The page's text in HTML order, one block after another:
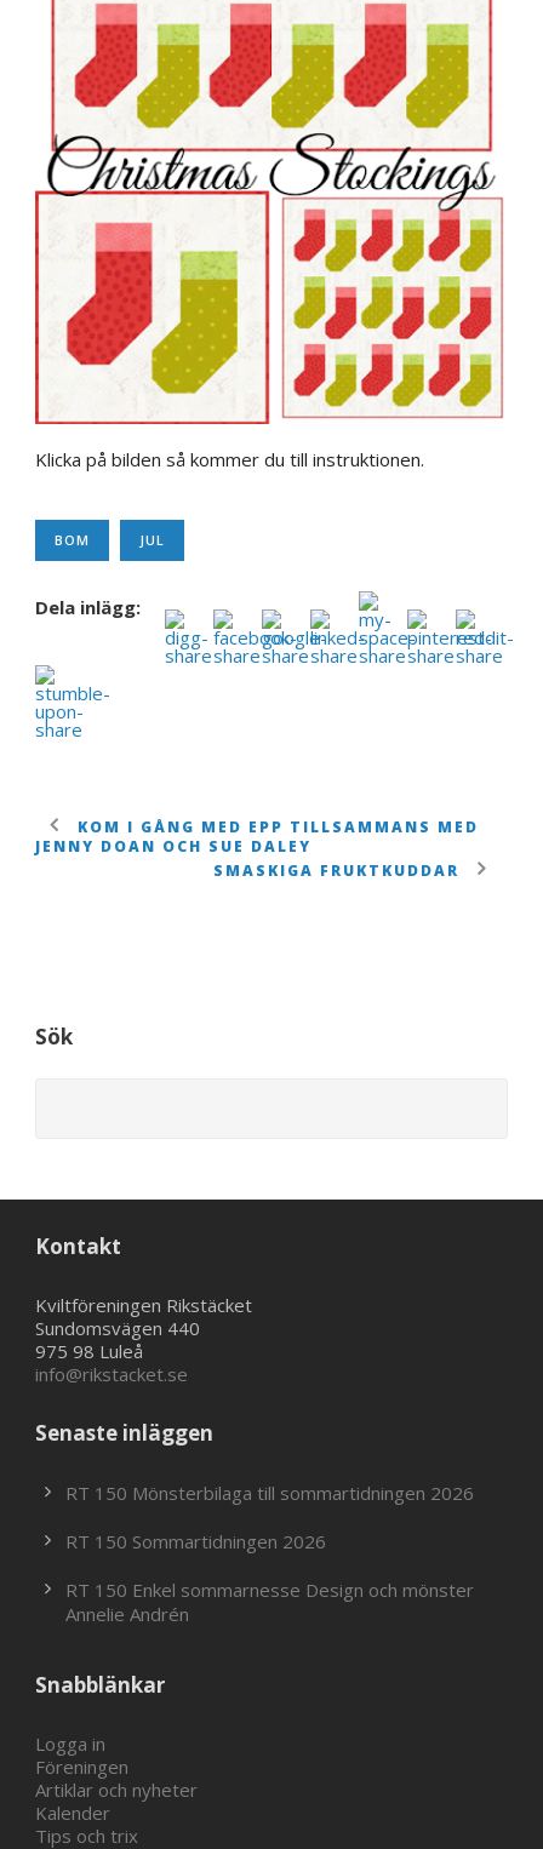
Klicka på bilden så kommer du till instruktionen.
BOM JUL
Dela inlägg:
KOM I GÅNG MED EPP TILLSAMMANS MED
JENNY DOAN OCH SUE DALEY
SMASKIGA FRUKTKUDDAR
Sök
Kontakt
Kviltföreningen Rikstäcket
Sundomsvägen 440
975 98 Luleå
info@rikstacket.se
Senaste inläggen
RT 150 Mönsterbilaga till sommartidningen 2026
RT 150 Sommartidningen 2026
RT 150 Enkel sommarnesse Design och mönster
Annelie Andrén
Snabblänkar
Logga in
Föreningen
Artiklar och nyheter
Kalender
Tips och trix